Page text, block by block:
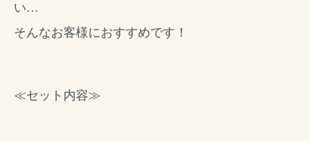
い…
そんなお客様におすすめです！
≪セット内容≫